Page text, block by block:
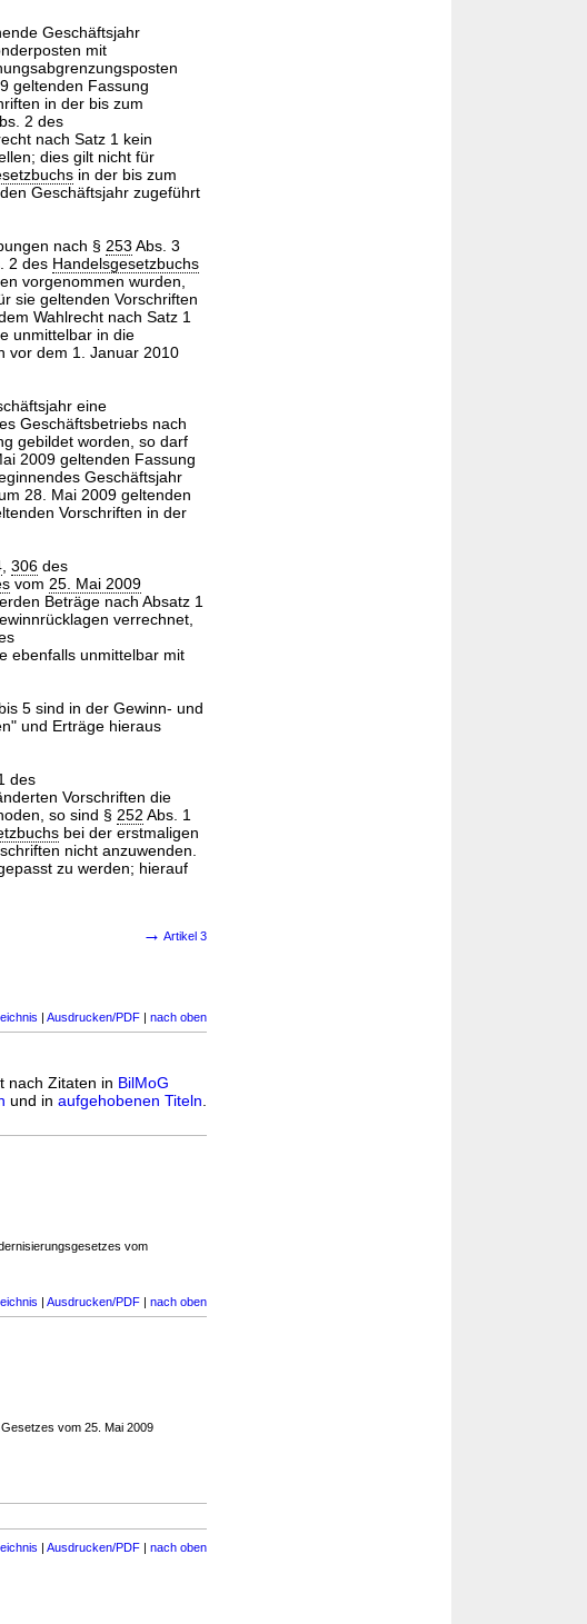
Geschäftsjahr
mit
geltenden Fassung
in der bis zum
2 des
nach Satz 1 kein
dies gilt nicht für
in der bis zum
Geschäftsjahr zugeführt
nach § 253 Abs. 3
2 des Handelsgesetzbuchs
vorgenommen wurden,
sie geltenden Vorschriften
Wahlrecht nach Satz 1
unmittelbar in die
vor dem 1. Januar 2010
eine
Geschäftsbetriebs nach
gebildet worden, so darf
2009 geltenden Fassung
Geschäftsjahr
28. Mai 2009 geltenden
Vorschriften in der
, 306des
vom 25. Mai 2009
Beträge nach Absatz 1
verrechnet,
ebenfalls unmittelbar mit
5 sind in der Gewinn- und
und Erträge hieraus
des
Vorschriften die
so sind § 252 Abs. 1
bei der erstmaligen
nicht anzuwenden.
zu werden; hierauf
→ Artikel 3
| Ausdrucken/PDF | nach oben
nach Zitaten in BilMoG
und in aufgehobenen Titeln
vom
| Ausdrucken/PDF | nach oben
vom 25. Mai 2009
| Ausdrucken/PDF | nach oben